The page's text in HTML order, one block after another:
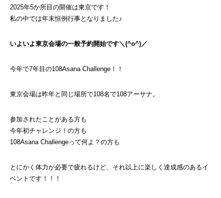
2025年5か所目の開催は東京です！
私の中では年末恒例行事となりました♪
いよいよ東京会場の一般予約開始です＼(^o^)／
今年で7年目の108Asana Challenge！！
東京会場は昨年と同じ場所で108名で108アーサナ。
参加されたことがある方も
今年初チャレンジ！の方も
108Asana Challengeって何よ？の方も
とにかく体力が必要で疲れるけど、それ以上に楽しく達成感のあるイ
ベントです！！！